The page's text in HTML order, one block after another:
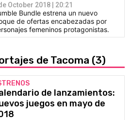
October 2018 | 20:21
Bundle estrena un nuevo
de ofertas encabezadas por
femeninos protagonistas.
de Tacoma (3)
de lanzamientos:
juegos en mayo de